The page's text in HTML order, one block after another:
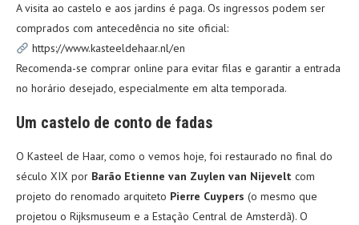
A visita ao castelo e aos jardins é paga. Os ingressos podem ser
comprados com antecedência no site oficial:
https://www.kasteeldehaar.nl/en
Recomenda-se comprar online para evitar filas e garantir a entrada
no horário desejado, especialmente em alta temporada.
Um castelo de conto de fadas
O Kasteel de Haar, como o vemos hoje, foi restaurado no final do
século XIX por Barão Etienne van Zuylen van Nijevelt com
projeto do renomado arquiteto Pierre Cuypers (o mesmo que
projetou o Rijksmuseum e a Estação Central de Amsterdã). O